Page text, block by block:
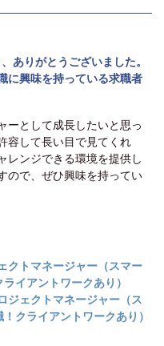
ありがとうございました。
に興味を持っている求職者
ーとして成長したいと思っ
容して長い目で見てくれ
レンジできる環境を提供し
ので、ぜひ興味を持ってい
クトマネージャー（スマー
イアントワークあり）
ジェクトマネージャー（ス
クライアントワークあり）